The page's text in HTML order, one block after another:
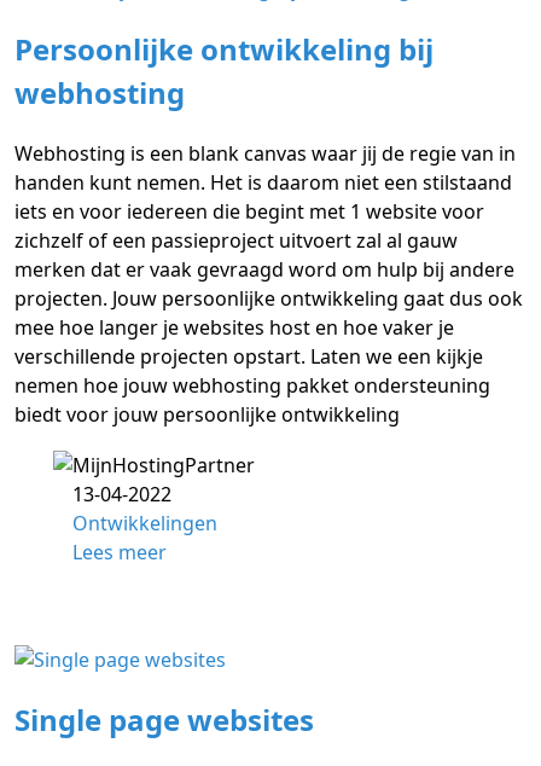
Persoonlijke ontwikkeling bij
webhosting
Webhosting is een blank canvas waar jij de regie van in
handen kunt nemen. Het is daarom niet een stilstaand
iets en voor iedereen die begint met 1 website voor
zichzelf of een passieproject uitvoert zal al gauw
merken dat er vaak gevraagd word om hulp bij andere
projecten. Jouw persoonlijke ontwikkeling gaat dus ook
mee hoe langer je websites host en hoe vaker je
verschillende projecten opstart. Laten we een kijkje
nemen hoe jouw webhosting pakket ondersteuning
biedt voor jouw persoonlijke ontwikkeling
13-04-2022
Ontwikkelingen
Lees meer
Single page websites